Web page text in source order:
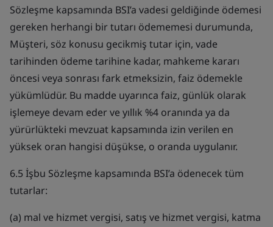
Sözleşme kapsamında BSI’a vadesi geldiğinde ödemesi
gereken herhangi bir tutarı ödememesi durumunda,
Müşteri, söz konusu gecikmiş tutar için, vade
tarihinden ödeme tarihine kadar, mahkeme kararı
öncesi veya sonrası fark etmeksizin, faiz ödemekle
yükümlüdür. Bu madde uyarınca faiz, günlük olarak
işlemeye devam eder ve yıllık %4 oranında ya da
yürürlükteki mevzuat kapsamında izin verilen en
yüksek oran hangisi düşükse, o oranda uygulanır.
6.5 İşbu Sözleşme kapsamında BSI’a ödenecek tüm
tutarlar:
(a) mal ve hizmet vergisi, satış ve hizmet vergisi, katma